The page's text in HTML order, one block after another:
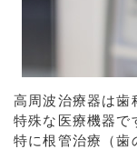
高周波治療器は歯
特殊な医療機器で
特に根管治療（歯